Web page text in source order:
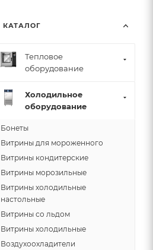
КАТАЛОГ
Тепловое
оборудование
Холодильное
оборудование
Бонеты
Витрины для мороженного
Витрины кондитерские
Витрины морозильные
Витрины холодильные
настольные
Витрины со льдом
Витрины холодильные
Воздухоохладители